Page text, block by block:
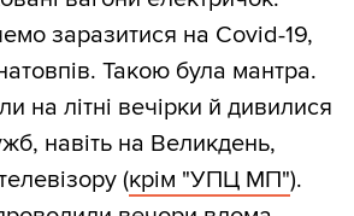
заразитися на Covid-19,
Такою була мантра.
на літні вечірки й дивилися
навіть на Великдень,
(крім "УПЦ МП").